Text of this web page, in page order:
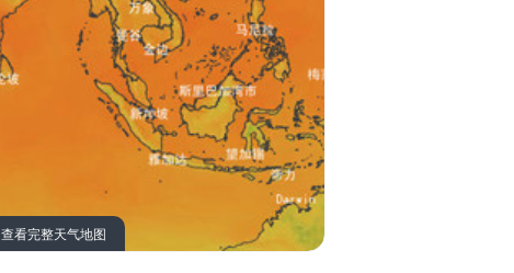
查看完整天气地图